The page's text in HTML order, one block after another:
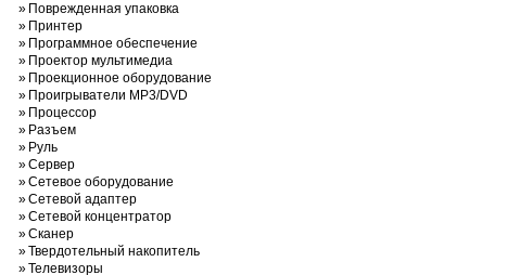
» Поврежденная упаковка
» Принтер
» Программное обеспечение
» Проектор мультимедиа
» Проекционное оборудование
» Проигрыватели MP3/DVD
» Процессор
» Разъем
» Руль
»Сервер
»Сетевое оборудование
»Сетевой адаптер
»Сетевой концентратор
»Сканер
»Твердотельный накопитель
»Телевизоры